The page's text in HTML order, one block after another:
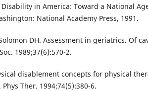
Disability in America: Toward a National
National Academy Press, 1991.
DH. Assessment in geriatrics. Of
1989;37(6):570-2.
disablement concepts for physical
Ther. 1994;74(5):380-6.